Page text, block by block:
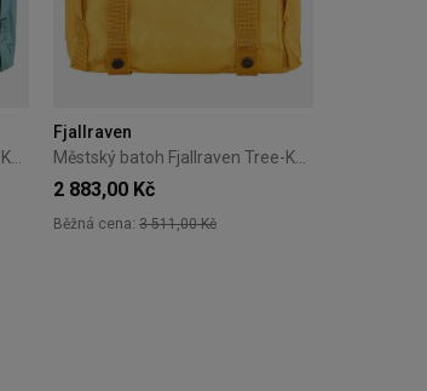
Městský batoh Fjallraven Tree-Kanken - Waterfall Blue
Fjallraven
Městský batoh Fjallraven Tree-Kanken - Maple Yellow
2 883,00 Kč
Běžná cena: 3 511,00 Kč